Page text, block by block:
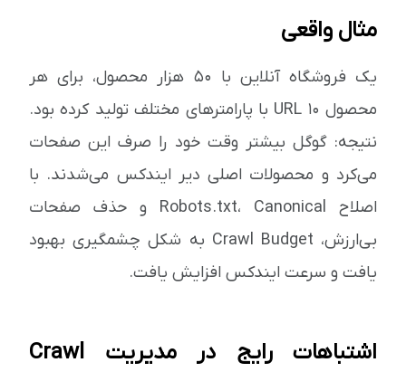
مثال واقعی
یک فروشگاه آنلاین با ۵۰ هزار محصول، برای هر
محصول ۱۰ URL با پارامترهای مختلف تولید کرده بود.
نتیجه: گوگل بیشتر وقت خود را صرف این صفحات
می‌کرد و محصولات اصلی دیر ایندکس می‌شدند. با
اصلاح Robots.txt، Canonical و حذف صفحات
بی‌ارزش، Crawl Budget به شکل چشمگیری بهبود
یافت و سرعت ایندکس افزایش یافت.
اشتباهات رایج در مدیریت Crawl